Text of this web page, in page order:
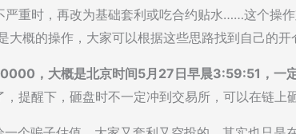
严重时，再改为基础套利或吃合约贴水……这个操
概的操作，大家可以根据这些思路找到自己的开
，大概是北京时间5月27日早晨3:59:51，一
提醒下，砸盘时不一定冲到交易所，可以在链上砸